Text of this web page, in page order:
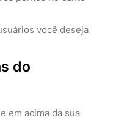
você deseja
do
em acima da sua